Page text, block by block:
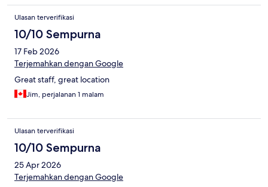
Ulasan terverifikasi
10/10 Sempurna
17 Feb 2026
Terjemahkan dengan Google
Great staff, great location
Jim, perjalanan 1 malam
Ulasan terverifikasi
10/10 Sempurna
25 Apr 2026
Terjemahkan dengan Google